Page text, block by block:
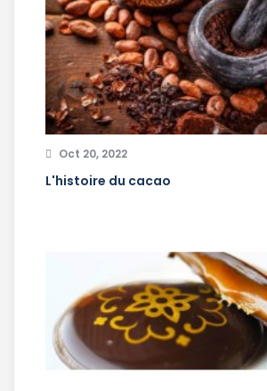
Oct 20, 2022
L'histoire du cacao